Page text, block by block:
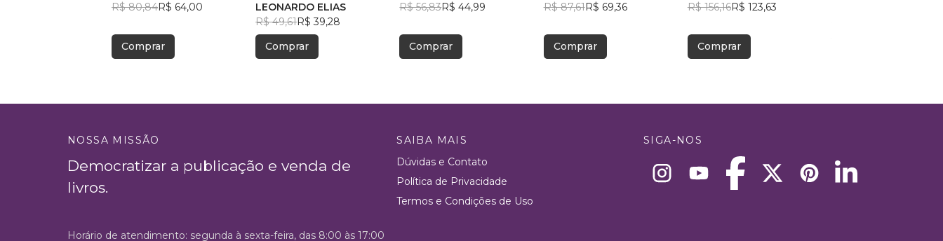
R$ 80,84R$ 64,00
Comprar
LEONARDO ELIAS
R$ 49,61R$ 39,28
Comprar
R$ 56,83R$ 44,99
Comprar
R$ 87,61R$ 69,36
Comprar
R$ 156,16R$ 123,63
Comprar
NOSSA MISSÃO
Democratizar a publicação e venda de
livros.
SAIBA MAIS
Dúvidas e Contato
Política de Privacidade
Termos e Condições de Uso
SIGA-NOS
Horário de atendimento: segunda à sexta-feira, das 8:00 às 17:00